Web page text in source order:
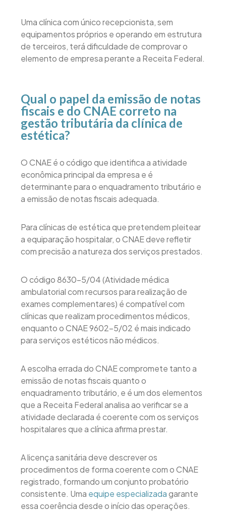
Uma clínica com único recepcionista, sem
equipamentos próprios e operando em estrutura
de terceiros, terá dificuldade de comprovar o
elemento de empresa perante a Receita Federal.
Qual o papel da emissão de notas
fiscais e do CNAE correto na
gestão tributária da clínica de
estética?
O CNAE é o código que identifica a atividade
econômica principal da empresa e é
determinante para o enquadramento tributário e
a emissão de notas fiscais adequada.
Para clínicas de estética que pretendem pleitear
a equiparação hospitalar, o CNAE deve refletir
com precisão a natureza dos serviços prestados.
O código 8630-5/04 (Atividade médica
ambulatorial com recursos para realização de
exames complementares) é compatível com
clínicas que realizam procedimentos médicos,
enquanto o CNAE 9602-5/02 é mais indicado
para serviços estéticos não médicos.
A escolha errada do CNAE compromete tanto a
emissão de notas fiscais quanto o
enquadramento tributário, e é um dos elementos
que a Receita Federal analisa ao verificar se a
atividade declarada é coerente com os serviços
hospitalares que a clínica afirma prestar.
A licença sanitária deve descrever os
procedimentos de forma coerente com o CNAE
registrado, formando um conjunto probatório
consistente. Uma equipe especializadagarante
essa coerência desde o início das operações.